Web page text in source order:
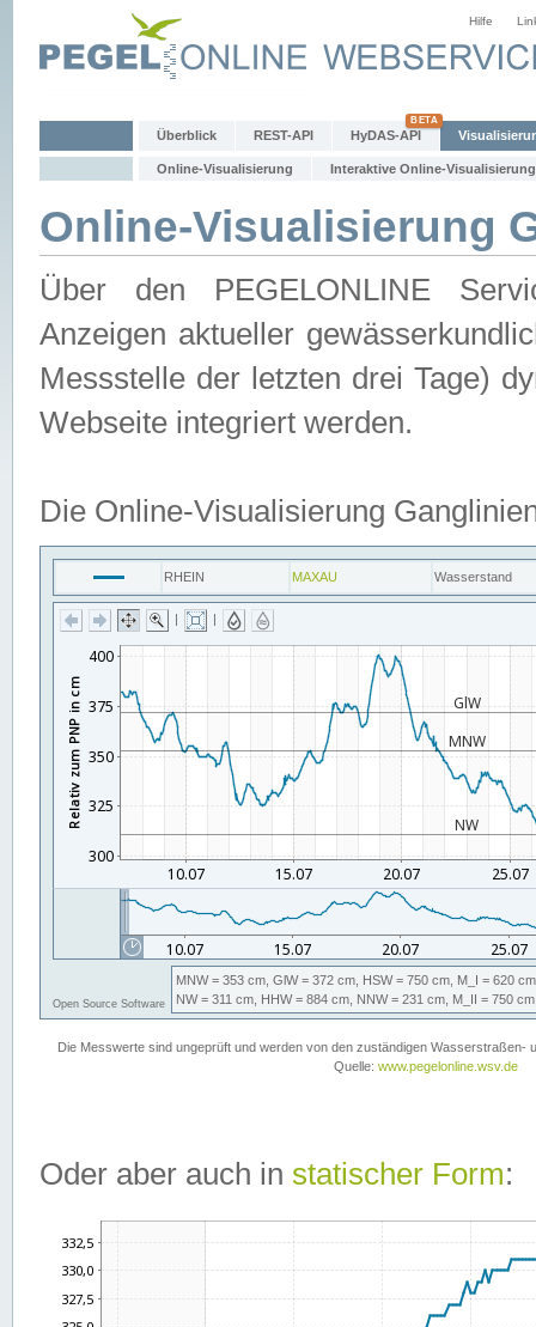
Hilfe
Überblick REST-API HyDAS-API
Online-Visualisierung Interaktive Online-Visualisierung
Online-Visualisierung
Über den PEGELONLINE
Anzeigen aktueller
Messstelle der letzten drei Tage)
Webseite integriert werden.
Die Online-Visualisierung
Oder aber auch in statischer Form: